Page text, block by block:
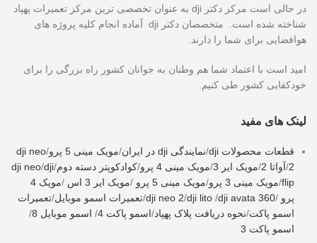
در حالی است مرکز دکتر dji به عنوان تخصصی ترین مرکز تعمیرات پهپاد
شناخته شده است. متخصصان دکتر dji آماده انجام کلیه پروژه های
هوافضایی برای شما را دارند.
امید است با اعتماد شما هم وطنان به جوانان کشور راه بزرگی را برای
خودکفایی کشور طی کنیم.
لینک های مفید
قطعات محصولات dji /نمایندگی dji در ایران /مویک مینی 5 پرو /
dji neo
2
/آواتا 2 /مویک ایر 3 /مویک مینی 4 پرو /کوادکوپتر دسته دوم/
dji neo/dji
flip
/مویک مینی 3 پرو /مویک مینی 5 پرو /مویک ایر 3 اس /
مویک 4
پرو /
dji neo 2/dji lito /dji avata 360
/تعمیرات اسمو موبایل/تعمیرات
اسمو پاکت/نحوه دریافت پلاک پهپاد/اسمو پاکت 4 / اسمو موبایل 8
/
اسمو پاکت 3